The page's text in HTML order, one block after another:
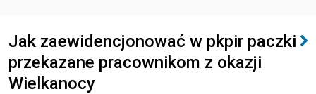
Jak zaewidencjonować w pkpir paczki
przekazane pracownikom z okazji
Wielkanocy